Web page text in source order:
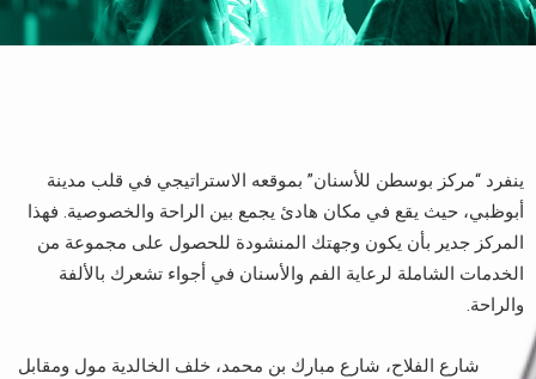
ينفرد “مركز بوسطن للأسنان” بموقعه الاستراتيجي في قلب مدينة
أبوظبي، حيث يقع في مكان هادئ يجمع بين الراحة والخصوصية. فهذا
المركز جدير بأن يكون وجهتك المنشودة للحصول على مجموعة من
الخدمات الشاملة لرعاية الفم والأسنان في أجواء تشعرك بالألفة
والراحة.
شارع الفلاح، شارع مبارك بن محمد، خلف الخالدية مول ومقابل